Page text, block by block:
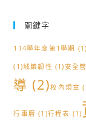
關鍵字
114學年度第1學期
(1)城鎮韌性 (1)安全
導 (2)校內規章
行事曆 (1)行程表 (1)